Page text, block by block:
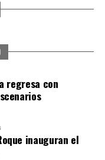
COLOMBINAS
regresa con
inauguran el